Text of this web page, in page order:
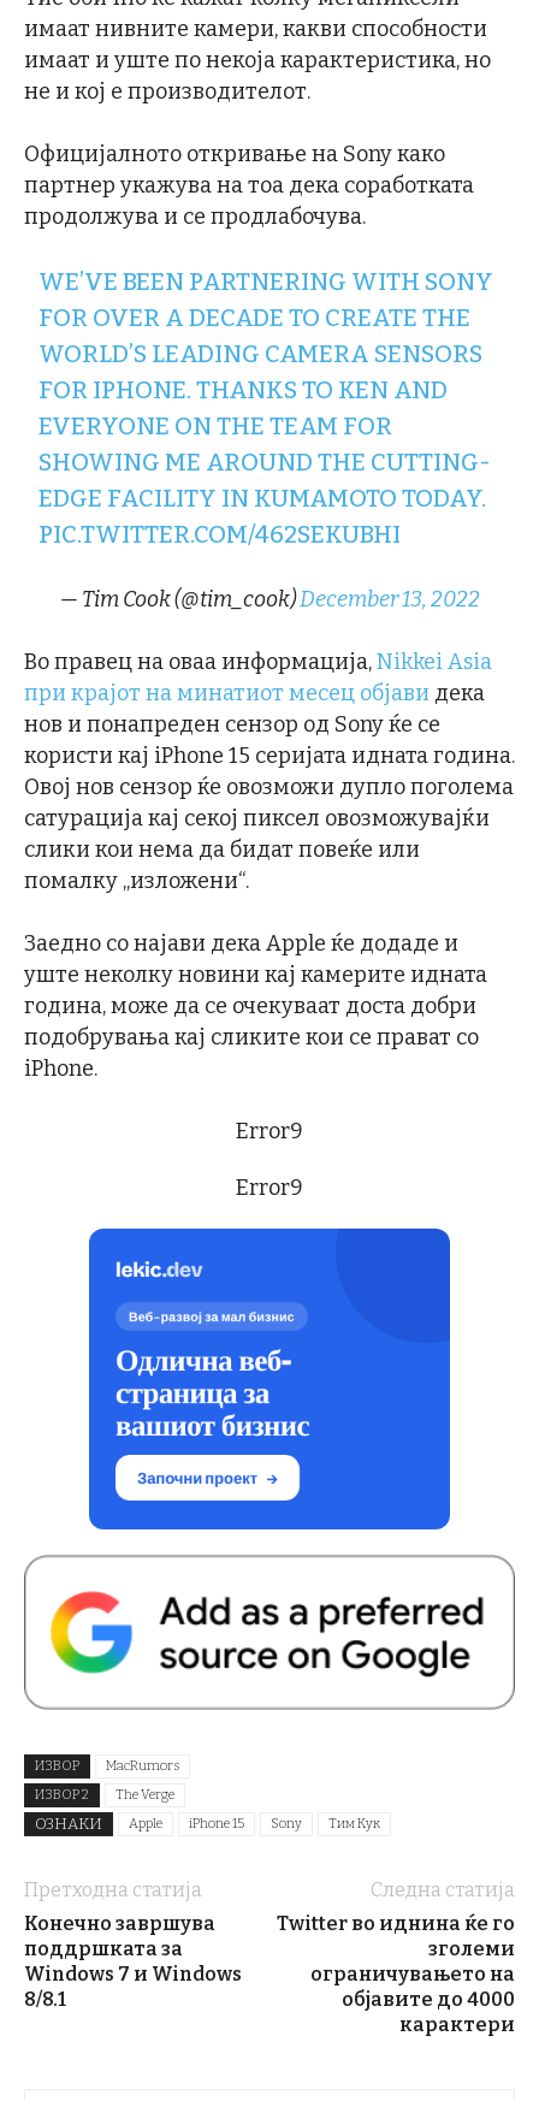
имаат нивните камери, какви способности
имаат и уште по некоја карактеристика, но
не и кој е производителот.
Официјалното откривање на Sony како
партнер укажува на тоа дека соработката
продолжува и се продлабочува.
WE’VE BEEN PARTNERING WITH SONY
FOR OVER A DECADE TO CREATE THE
WORLD’S LEADING CAMERA SENSORS
FOR IPHONE. THANKS TO KEN AND
EVERYONE ON THE TEAM FOR
SHOWING ME AROUND THE CUTTING-
EDGE FACILITY IN KUMAMOTO TODAY.
PIC.TWITTER.COM/462SEKUBHI
— Tim Cook (@tim_cook)December 13, 2022
Во правец на оваа информација,Nikkei Asia
при крајот на минатиот месец објави дека
нов и понапреден сензор од Sony ќе се
користи кај iPhone 15 серијата идната година.
Овој нов сензор ќе овозможи дупло поголема
сатурација кај секој пиксел овозможувајќи
слики кои нема да бидат повеќе или
помалку „изложени“.
Заедно со најави дека Apple ќе додаде и
уште неколку новини кај камерите идната
година, може да се очекуваат доста добри
подобрувања кај сликите кои се прават со
iPhone.
Error9
Error9
ИЗВОР
MacRumors
ИЗВОР 2
The Verge
ОЗНАКИ Apple iPhone 15 Sony Тим Кук
Претходна статија
Конечно завршува
поддршката за
Windows 7 и Windows
8/8.1
Следна статија
Twitter во иднина ќе го
зголеми
ограничувањето на
објавите до 4000
карактери